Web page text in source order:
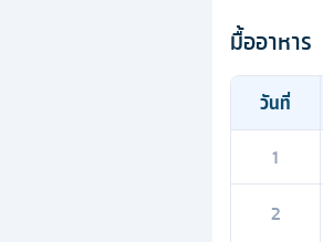
มื้ออาหาร
วันที่
1
2